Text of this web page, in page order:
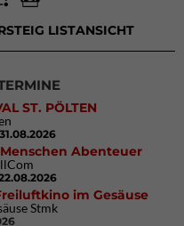
LISTANSICHT
ST. PÖLTEN
Abenteuer
im Gesäuse
Stmk